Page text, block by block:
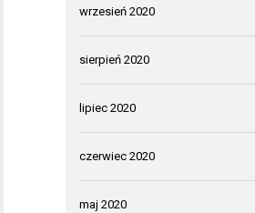
wrzesień 2020
sierpień 2020
lipiec 2020
czerwiec 2020
maj 2020